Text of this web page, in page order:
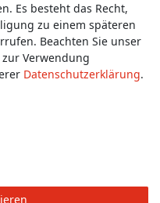
Es besteht das Recht,
zu einem späteren
Beachten Sie unser
Verwendung
Daten­schutz­erklärung.